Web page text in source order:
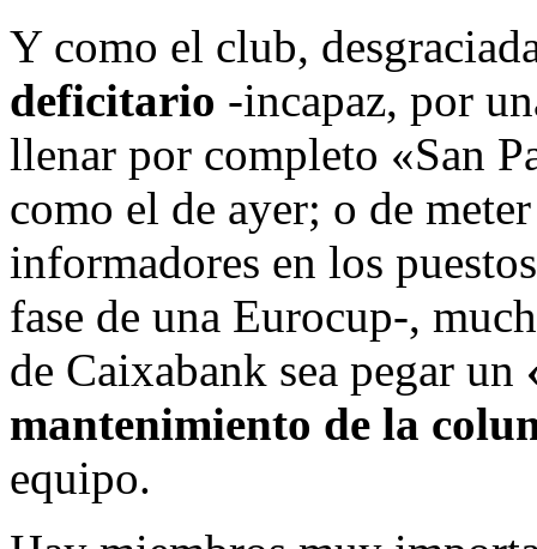
Y como el club,
deficitario -incapaz, por
llenar por completo «San
como el de ayer; o de
informadores en los
fase de una Eurocup-,
de Caixabank sea pegar un
mantenimiento de la
equipo.